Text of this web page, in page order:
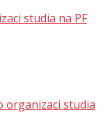
studia na PF
organizaci studia